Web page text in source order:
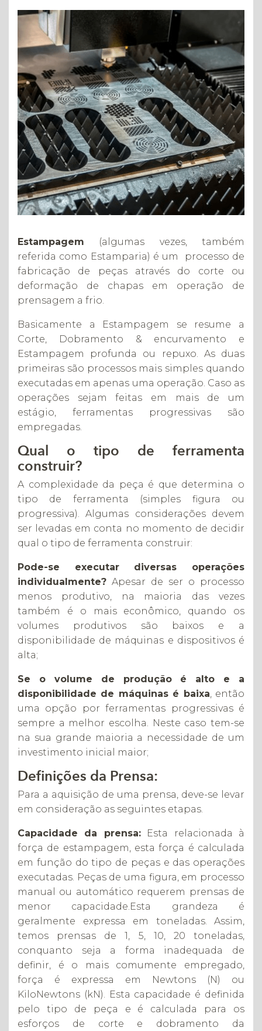
Estampagem (algumas vezes, também
referida como Estamparia) é um processo de
fabricação de peças através do corte ou
deformação de chapas em operação de
prensagem a frio.
Basicamente a Estampagem se resume a
Corte, Dobramento & encurvamento e
Estampagem profunda ou repuxo. As duas
primeiras são processos mais simples quando
executadas em apenas uma operação. Caso as
operações sejam feitas em mais de um
estágio, ferramentas progressivas são
empregadas.
Qual o tipo de ferramenta
construir?
A complexidade da peça é que determina o
tipo de ferramenta (simples figura ou
progressiva). Algumas considerações devem
ser levadas em conta no momento de decidir
qual o tipo de ferramenta construir:
Pode-se executar diversas operações
individualmente? Apesar de ser o processo
menos produtivo, na maioria das vezes
também é o mais econômico, quando os
volumes produtivos são baixos e a
disponibilidade de máquinas e dispositivos é
alta;
Se o volume de produção é alto e a
disponibilidade de máquinas é baixa , então
uma opção por ferramentas progressivas é
sempre a melhor escolha. Neste caso tem-se
na sua grande maioria a necessidade de um
investimento inicial maior;
Definições da Prensa:
Para a aquisição de uma prensa, deve-se levar
em consideração as seguintes etapas.
Capacidade da prensa:Esta relacionada à
força de estampagem, esta força é calculada
em função do tipo de peças e das operações
executadas. Peças de uma figura, em processo
manual ou automático requerem prensas de
menor capacidade.Esta grandeza é
geralmente expressa em toneladas. Assim,
temos prensas de 1, 5, 10, 20 toneladas,
conquanto seja a forma inadequada de
definir, é o mais comumente empregado,
força é expressa em Newtons (N) ou
KiloNewtons (kN). Esta capacidade é definida
pelo tipo de peça e é calculada para os
esforços de corte e dobramento da